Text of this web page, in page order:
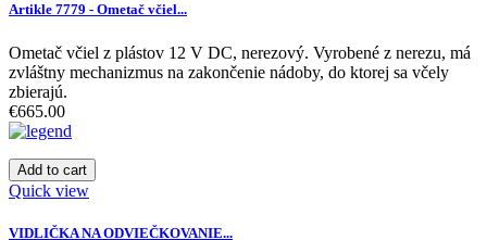
Artikle 7779 - Ometač včiel...
Ometač včiel z plástov 12 V DC, nerezový. Vyrobené z nerezu, má
zvláštny mechanizmus na zakončenie nádoby, do ktorej sa včely
zbierajú.
€665.00
Add to cart
Quick view
VIDLIČKA NA ODVIEČKOVANIE...